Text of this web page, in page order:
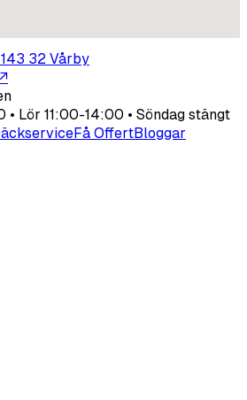
32 Vårby
↗
Lör 11:00-14:00 • Söndag stängt
Få OffertBloggar